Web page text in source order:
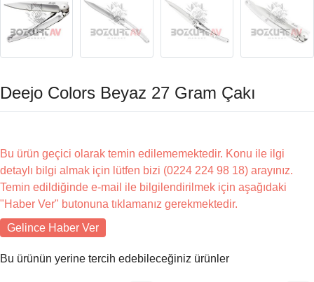
Deejo Colors Beyaz 27 Gram Çakı
Bu ürün geçici olarak temin edilememektedir. Konu ile ilgi
detaylı bilgi almak için lütfen bizi (0224 224 98 18) arayınız.
Temin edildiğinde e-mail ile bilgilendirilmek için aşağıdaki
"Haber Ver" butonuna tıklamanız gerekmektedir.
Gelince Haber Ver
Bu ürünün yerine tercih edebileceğiniz ürünler